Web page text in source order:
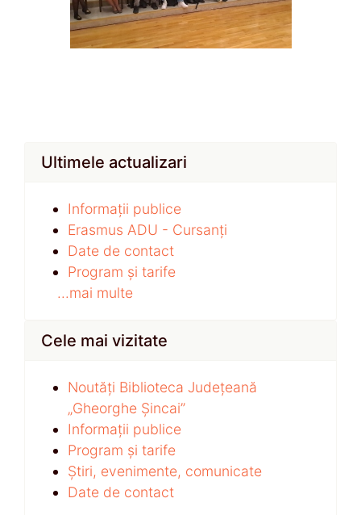
Ultimele actualizari
Informații publice
Erasmus ADU - Cursanți
Date de contact
Program și tarife
...mai multe
Cele mai vizitate
Noutăți Biblioteca Județeană
„Gheorghe Șincai”
Informații publice
Program și tarife
Știri, evenimente, comunicate
Date de contact